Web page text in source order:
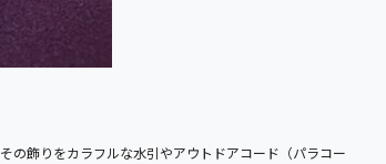
その飾りをカラフルな水引やアウトドアコード（パラコー